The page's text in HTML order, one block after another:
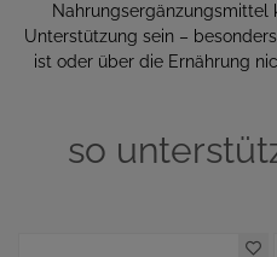
Nahrungsergänzungsmittel
Unterstützung sein –
ist oder über die Ernährung
so